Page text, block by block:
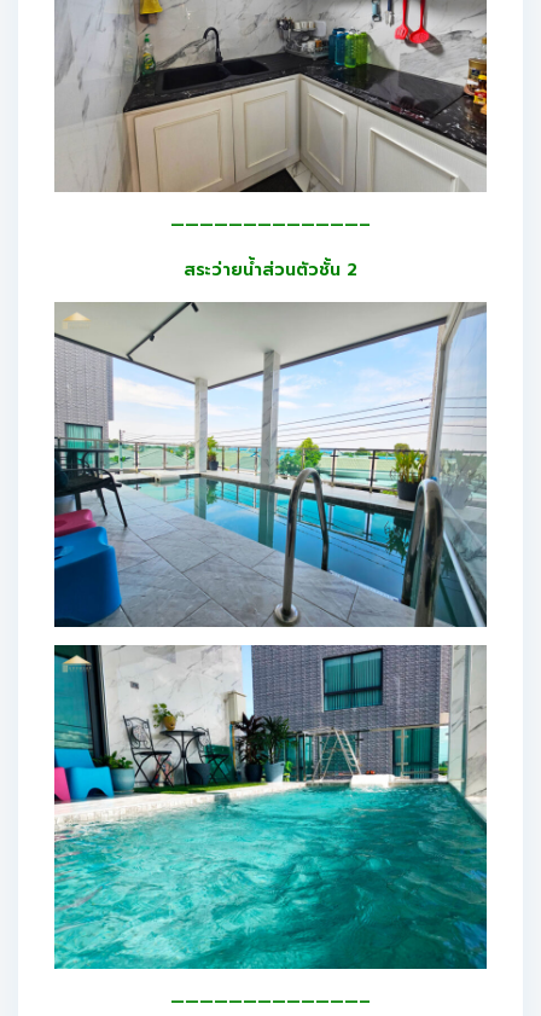
—————————————–
สระว่ายน้ำส่วนตัวชั้น 2
—————————————–